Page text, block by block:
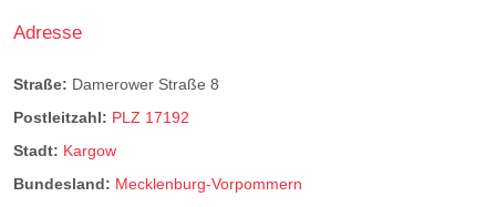
Adresse
Straße: Damerower Straße 8
Postleitzahl: PLZ 17192
Stadt: Kargow
Bundesland: Mecklenburg-Vorpommern